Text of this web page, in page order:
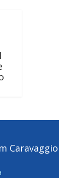
Caravaggio